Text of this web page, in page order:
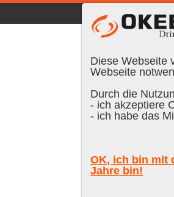
☰ |DE
Marke
Diese Webseite
Webseite
Durch die
- ich akzeptiere
- ich habe das
OK, ich bin mit
Jahre bin!